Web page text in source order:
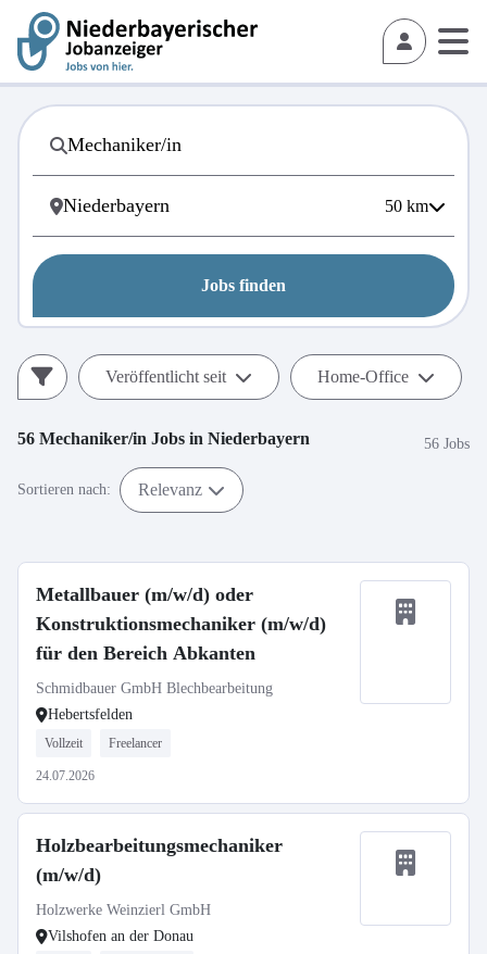
50 km
Jobs finden
Veröffentlicht seit Home-Office
56 Mechaniker/in Jobs in Niederbayern 56 Jobs
Sortieren nach: Relevanz
Metallbauer (m/w/d) oder
Konstruktionsmechaniker (m/w/d)
für den Bereich Abkanten
Schmidbauer GmbH Blechbearbeitung
Hebertsfelden
Vollzeit Freelancer
24.07.2026
Holzbearbeitungsmechaniker
(m/w/d)
Holzwerke Weinzierl GmbH
Vilshofen an der Donau